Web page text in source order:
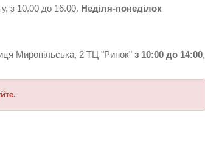
з 10.00 до 16.00. Неділя-понеділок
Миропільська, 2 ТЦ "Ринок" з 10:00 до 14:00,